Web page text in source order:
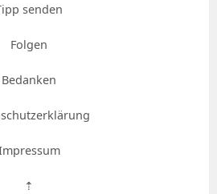
senden
Folgen
Bedanken
⇡